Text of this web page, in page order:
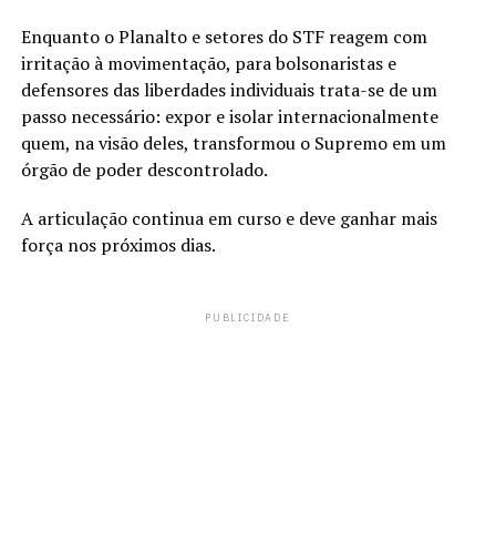
Enquanto o Planalto e setores do STF reagem com
irritação à movimentação, para bolsonaristas e
defensores das liberdades individuais trata-se de um
passo necessário: expor e isolar internacionalmente
quem, na visão deles, transformou o Supremo em um
órgão de poder descontrolado.
A articulação continua em curso e deve ganhar mais
força nos próximos dias.
PUBLICIDADE